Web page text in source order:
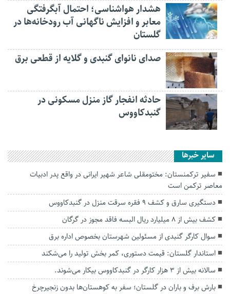
هشدار هواشناسی؛ احتمال آبگرفتگی
معابر و افزایش ناگهانی آب رودخانه‌ها در
گلستان
صدای نانوای گنبدی و گلایه از قطعی برق
حادثه انفجار گاز منزل مسکونی در
گنبدکاووس
سایر خبرها
سفیر ترکمنستان: مختومقلی شاعر شهیر ایرانی در واقع پدر ادبیات
معاصر ترکمن است
دستگیری سارق و کشف ۹ فقره سرقت منزل در گنبدکاووس
کشف بیش از ۸ میلیارد ریال البسه فاقد مجوز در گرگان
سوال کارگر گنبدی از مسئولین شهرستان بخصوص اداره برق
استاندار گلستان: قیمت‌ دستوری، کمر بخش تولید را می‌شکند
سالانه بیش از ۳ هزار کارگر در گنبدکاووس بیکار می‌شوند.
بارش برف و باران در گلستان؛ سفر به کوهستان‌ها بدون زنجیرچرخ